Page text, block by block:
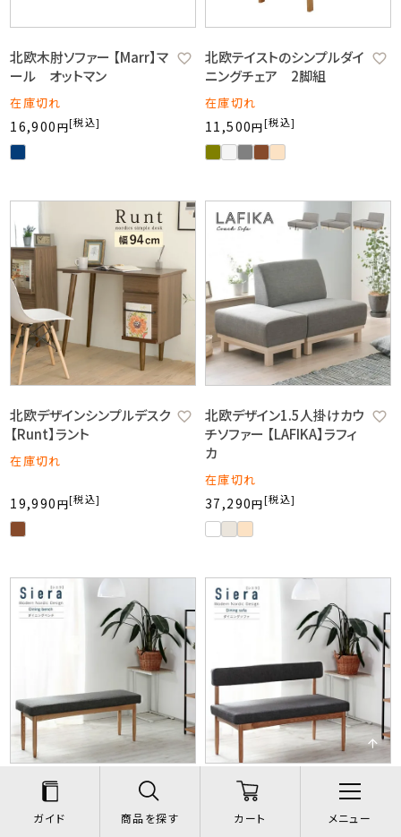
北欧木肘ソファー 【Marr】マ
ール オットマン
在庫切れ
16,900 税込
北欧テイストのシンプルダイ
ニングチェア 2脚組
在庫切れ
11,500 税込
北欧デザインシンプルデスク
【Runt】ラント
在庫切れ
19,990 税込
北欧デザイン1.5人掛けカウ
チソファー 【LAFIKA】ラフィ
カ
在庫切れ
37,290 税込
北欧デザインダイニングシリ
ーズ 【Siera】シエラ ベンチ
北欧デザインダイニングシリ
ーズ 【Siera】シエラ ソファ